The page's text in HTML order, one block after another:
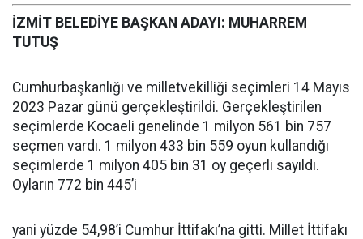
İZMİT BELEDİYE BAŞKAN ADAYI: MUHARREM
TUTUŞ
Cumhurbaşkanlığı ve milletvekilliği seçimleri 14 Mayıs
2023 Pazar günü gerçekleştirildi. Gerçekleştirilen
seçimlerde Kocaeli genelinde 1 milyon 561 bin 757
seçmen vardı. 1 milyon 433 bin 559 oyun kullandığı
seçimlerde 1 milyon 405 bin 31 oy geçerli sayıldı.
Oyların 772 bin 445’i
yani yüzde 54,98’i Cumhur İttifakı’na gitti. Millet İttifakı